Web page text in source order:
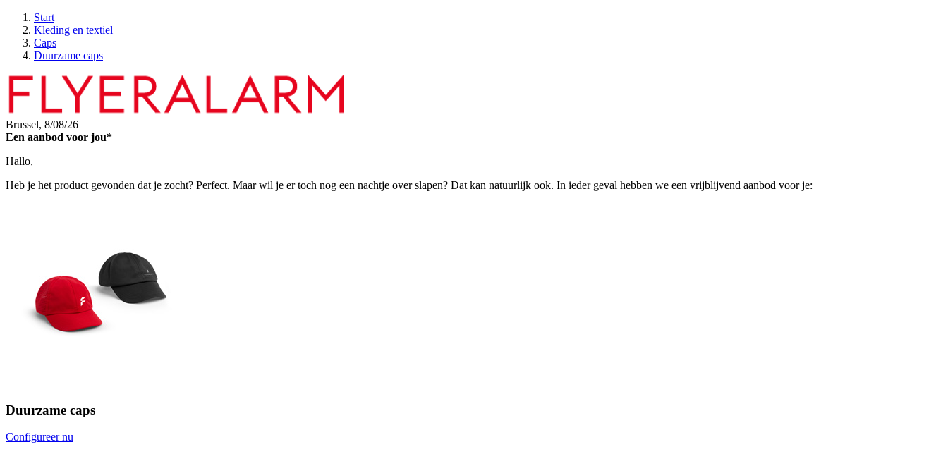
Start
Kleding en textiel
Caps
Duurzame caps
Brussel, 8/08/26
Een aanbod voor jou*
Hallo,
Heb je het product gevonden dat je zocht? Perfect. Maar wil je er toch nog een nachtje over slapen? Dat kan natuurlijk ook. In ieder geval hebben we een vrijblijvend aanbod voor je:
Duurzame caps
Configureer nu